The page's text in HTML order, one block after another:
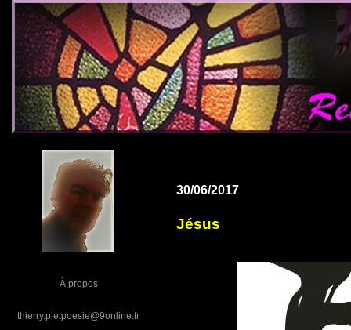
À propos
thierry.pietpoesie@9online.fr
30/06/2017
Jésus